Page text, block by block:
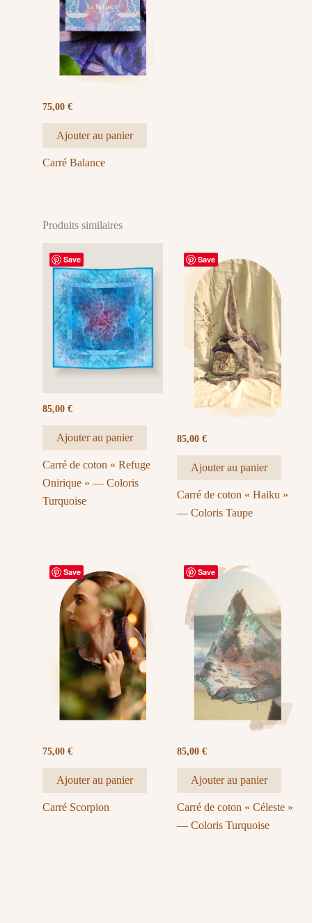
75,00 €
Ajouter au panier
Carré Balance
Produits similaires
Save
85,00 €
Ajouter au panier
Carré de coton « Refuge
Onirique » — Coloris
Turquoise
Save
85,00€
Ajouter au panier
Carré de coton « Haiku »
— Coloris Taupe
Save
75,00 €
Ajouter au panier
Carré Scorpion
Save
85,00€
Ajouter au panier
Carré de coton « Céleste »
— Coloris Turquoise